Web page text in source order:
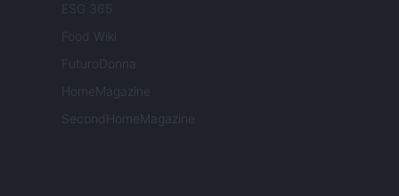
ESG 365
Food Wiki
FuturoDonna
HomeMagazine
SecondHomeMagazine